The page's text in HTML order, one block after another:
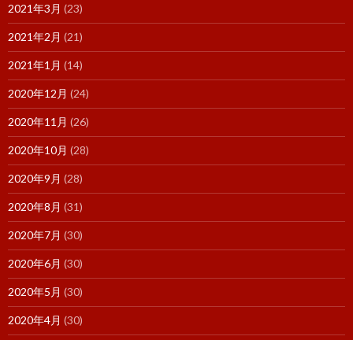
2021年3月 (23)
2021年2月 (21)
2021年1月 (14)
2020年12月 (24)
2020年11月 (26)
2020年10月 (28)
2020年9月 (28)
2020年8月 (31)
2020年7月 (30)
2020年6月 (30)
2020年5月 (30)
2020年4月 (30)